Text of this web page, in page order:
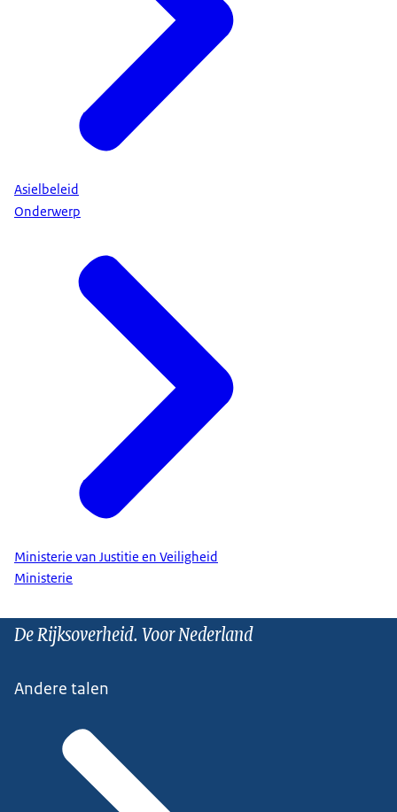
Asielbeleid
Onderwerp
Ministerie van Justitie en Veiligheid
Ministerie
De Rijksoverheid. Voor Nederland
Andere talen